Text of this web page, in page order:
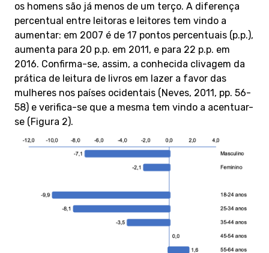
os homens são já menos de um terço. A diferença
percentual entre leitoras e leitores tem vindo a
aumentar: em 2007 é de 17 pontos percentuais (p.p.),
aumenta para 20 p.p. em 2011, e para 22 p.p. em
2016. Confirma-se, assim, a conhecida clivagem da
prática de leitura de livros em lazer a favor das
mulheres nos países ocidentais (Neves, 2011, pp. 56-
58) e verifica-se que a mesma tem vindo a acentuar-
se (Figura 2).